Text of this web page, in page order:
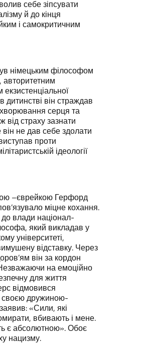
себе зіпсувати
й до кінця
і самокритичним
німецьким філософом
авторитетним
дитинстві він страждав
серця та
від страху зазнати
не дав себе здолати
проти
ідеології
–єврейкою Герфорд
міцне кохання.
влади націонал-
який викладав у
університеті,
відставку. Через
він за кордон
на емоційно
для життя
відмовився
своєю дружиною-
«Сили, які
вбивають і мене.
є абсолютною». Обоє
нацизму.